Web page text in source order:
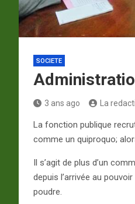
SOCIETE
3 ans ago La
La fonction publique
comme un quiproquo;
Il s’agit de plus d’un
depuis l’arrivée au
poudre.